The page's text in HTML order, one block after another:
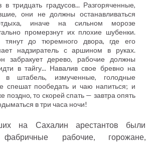
в тридцать градусов... Разгоряченные,
они не должны останавливаться
иначе на сильном морозе
промерзнут их плохие шубенки.
тянут до тюремного двора, где его
надзиратель с аршином в руках.
забракует дерево, рабочие должны
в тайгу... Навалив свое бревно на
в штабель, измученные, голодные
спешат пообедать и чаю напиться; и
поздно, то скорей спать — завтра опять
в три часа ночи!
на Сахалин арестантов были
фабричные рабочие, горожане,